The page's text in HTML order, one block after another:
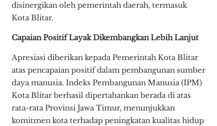
disinergikan oleh pemerintah daerah, termasuk
Kota Blitar.
Capaian Positif Layak Dikembangkan Lebih Lanjut
Apresiasi diberikan kepada Pemerintah Kota Blitar
atas pencapaian positif dalam pembangunan sumber
daya manusia. Indeks Pembangunan Manusia (IPM)
Kota Blitar berhasil dipertahankan berada di atas
rata-rata Provinsi Jawa Timur, menunjukkan
komitmen kota terhadap peningkatan kualitas hidup